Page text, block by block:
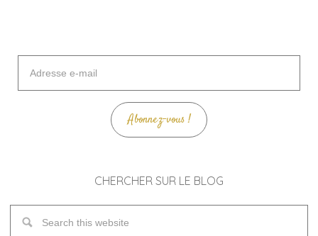
mail
Abonnez-vous !
CHERCHER SUR LE BLOG